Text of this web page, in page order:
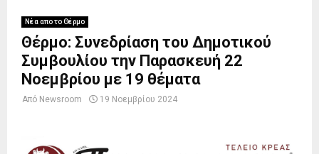
Νέα απο το Θέρμο
Θέρμο: Συνεδρίαση του Δημοτικού
Συμβουλίου την Παρασκευή 22
Νοεμβρίου με 19 θέματα
Από Newsroom 19 Νοεμβρίου 2024